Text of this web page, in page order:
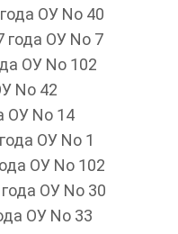
ОУ No 40
года ОУ No 7
ОУ No 102
No 42
ОУ No 14
ОУ No 1
ОУ No 102
ОУ No 30
ОУ No 33